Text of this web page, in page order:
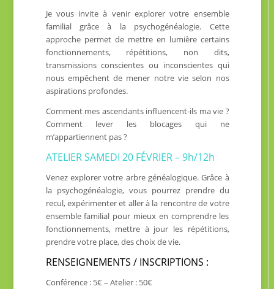
Je vous invite à venir explorer votre ensemble
familial grâce à la psychogénéalogie. Cette
approche permet de mettre en lumière certains
fonctionnements, répétitions, non dits,
transmissions conscientes ou inconscientes qui
nous empêchent de mener notre vie selon nos
aspirations profondes.
Comment mes ascendants influencent-ils ma vie ?
Comment lever les blocages qui ne
m’appartiennent pas ?
ATELIER SAMEDI 20 FÉVRIER – 9h/12h
Venez explorer votre arbre généalogique. Grâce à
la psychogénéalogie, vous pourrez prendre du
recul, expérimenter et aller à la rencontre de votre
ensemble familial pour mieux en comprendre les
fonctionnements, mettre à jour les répétitions,
prendre votre place, des choix de vie.
RENSEIGNEMENTS / INSCRIPTIONS :
Conférence : 5€ – Atelier : 50€